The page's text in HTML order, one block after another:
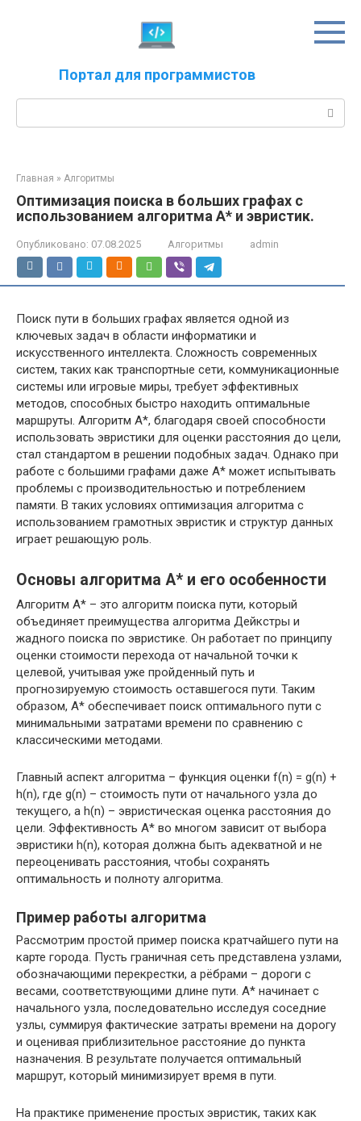
Портал для программистов
Главная » Алгоритмы
Оптимизация поиска в больших графах с
использованием алгоритма A* и эвристик.
Опубликовано: 07.08.2025 Алгоритмы admin
Поиск пути в больших графах является одной из
ключевых задач в области информатики и
искусственного интеллекта. Сложность современных
систем, таких как транспортные сети, коммуникационные
системы или игровые миры, требует эффективных
методов, способных быстро находить оптимальные
маршруты. Алгоритм A*, благодаря своей способности
использовать эвристики для оценки расстояния до цели,
стал стандартом в решении подобных задач. Однако при
работе с большими графами даже A* может испытывать
проблемы с производительностью и потреблением
памяти. В таких условиях оптимизация алгоритма с
использованием грамотных эвристик и структур данных
играет решающую роль.
Основы алгоритма A* и его особенности
Алгоритм A* – это алгоритм поиска пути, который
объединяет преимущества алгоритма Дейкстры и
жадного поиска по эвристике. Он работает по принципу
оценки стоимости перехода от начальной точки к
целевой, учитывая уже пройденный путь и
прогнозируемую стоимость оставшегося пути. Таким
образом, A* обеспечивает поиск оптимального пути с
минимальными затратами времени по сравнению с
классическими методами.
Главный аспект алгоритма – функция оценки f(n) = g(n) +
h(n), где g(n) – стоимость пути от начального узла до
текущего, а h(n) – эвристическая оценка расстояния до
цели. Эффективность A* во многом зависит от выбора
эвристики h(n), которая должна быть адекватной и не
переоценивать расстояния, чтобы сохранять
оптимальность и полноту алгоритма.
Пример работы алгоритма
Рассмотрим простой пример поиска кратчайшего пути на
карте города. Пусть граничная сеть представлена узлами,
обозначающими перекрестки, а рёбрами – дороги с
весами, соответствующими длине пути. A* начинает с
начального узла, последовательно исследуя соседние
узлы, суммируя фактические затраты времени на дорогу
и оценивая приблизительное расстояние до пункта
назначения. В результате получается оптимальный
маршрут, который минимизирует время в пути.
На практике применение простых эвристик, таких как